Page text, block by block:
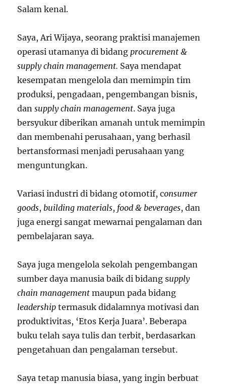
Salam kenal.
Saya, Ari Wijaya, seorang praktisi manajemen
operasi utamanya di bidangprocurement &
supply chain management. Saya mendapat
kesempatan mengelola dan memimpin tim
produksi, pengadaan, pengembangan bisnis,
dansupply chain management. Saya juga
bersyukur diberikan amanah untuk memimpin
dan membenahi perusahaan, yang berhasil
bertansformasi menjadi perusahaan yang
menguntungkan.
Variasi industri di bidang otomotif, consumer
goods, building materials, food & beverages, dan
juga energi sangat mewarnai pengalaman dan
pembelajaran saya.
Saya juga mengelola sekolah pengembangan
sumber daya manusia baik di bidang supply
chain management maupun pada bidang
leadership termasuk didalamnya motivasi dan
produktivitas, ‘Etos Kerja Juara’. Beberapa
buku telah saya tulis dan terbit, berdasarkan
pengetahuan dan pengalaman tersebut.
Saya tetap manusia biasa, yang ingin berbuat